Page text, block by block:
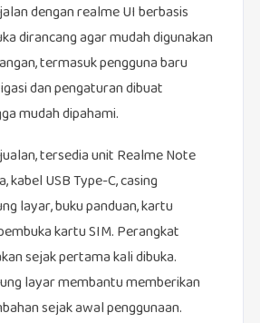
dengan realme UI berbasis
dirancang agar mudah digunakan
termasuk pengguna baru
dan pengaturan dibuat
mudah dipahami.
tersedia unit Realme Note
kabel USB Type-C, casing
layar, buku panduan, kartu
kartu SIM. Perangkat
sejak pertama kali dibuka.
layar membantu memberikan
sejak awal penggunaan.